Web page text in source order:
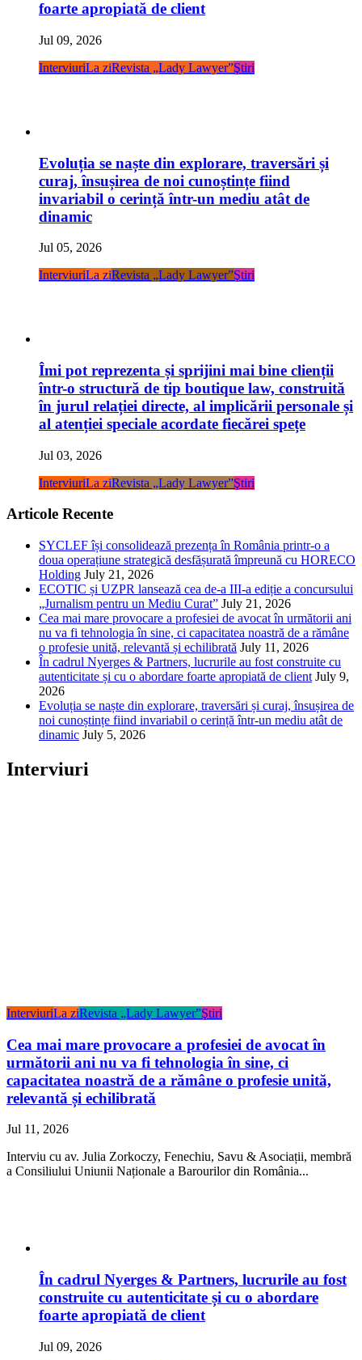
foarte apropiată de client
Jul 09, 2026
InterviuriLa ziRevista „Lady Lawyer”Ştiri
Evoluția se naște din explorare, traversări și
curaj, însușirea de noi cunoștințe fiind
invariabil o cerință într-un mediu atât de
dinamic
Jul 05, 2026
InterviuriLa ziRevista „Lady Lawyer”Ştiri
Îmi pot reprezenta și sprijini mai bine clienții
într-o structură de tip boutique law, construită
în jurul relației directe, al implicării personale și
al atenției speciale acordate fiecărei spețe
Jul 03, 2026
InterviuriLa ziRevista „Lady Lawyer”Ştiri
Articole Recente
SYCLEF își consolidează prezența în România printr-o a
doua operațiune strategică desfășurată împreună cu HORECO
Holding July 21, 2026
ECOTIC și UZPR lansează cea de-a III-a ediție a concursului
„Jurnalism pentru un Mediu Curat” July 21, 2026
Cea mai mare provocare a profesiei de avocat în următorii ani
nu va fi tehnologia în sine, ci capacitatea noastră de a rămâne
o profesie unită, relevantă și echilibrată July 11, 2026
În cadrul Nyerges & Partners, lucrurile au fost construite cu
autenticitate și cu o abordare foarte apropiată de client July 9,
2026
Evoluția se naște din explorare, traversări și curaj, însușirea de
noi cunoștințe fiind invariabil o cerință într-un mediu atât de
dinamic July 5, 2026
Interviuri
InterviuriLa ziRevista „Lady Lawyer”Ştiri
Cea mai mare provocare a profesiei de avocat în
următorii ani nu va fi tehnologia în sine, ci
capacitatea noastră de a rămâne o profesie unită,
relevantă și echilibrată
Jul 11, 2026
Interviu cu av. Julia Zorkoczy, Fenechiu, Savu & Asociații, membră
a Consiliului Uniunii Naționale a Barourilor din România...
În cadrul Nyerges & Partners, lucrurile au fost
construite cu autenticitate și cu o abordare
foarte apropiată de client
Jul 09, 2026